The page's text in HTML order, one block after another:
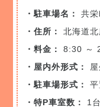
・駐車場名：
共
・住所：
北海道
・料金：
8:30 ～
・屋内外形式：
・駐車場形式：
平
・特P車室数：
1台